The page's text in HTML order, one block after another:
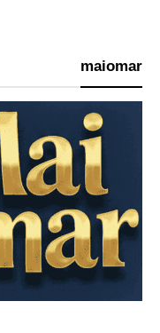
maiomar